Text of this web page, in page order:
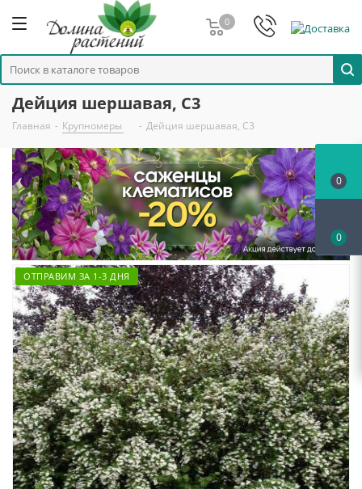
0
Дейция шершавая, С3
Главная - Крупномеры - Дейция шершавая, С3
ОТПРАВИМ ЗА 1-3 ДНЯ
0
0